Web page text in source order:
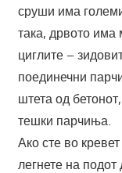
сруши има
така, дрвото има
циглите –
поединечни
штета од
тешки парчиња.
Ако сте во
легнете на подот